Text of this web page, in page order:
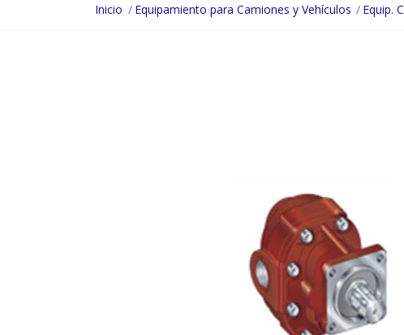
Inicio Equipamiento para Camiones y Vehículos Equip.